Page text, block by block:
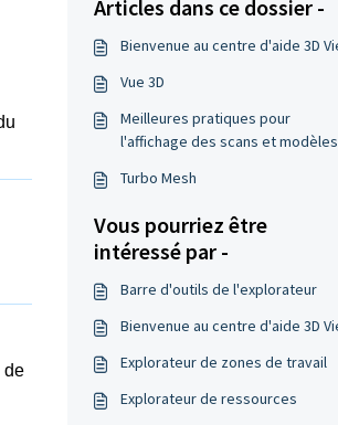
de
Articles dans ce dossier -
Bienvenue au centre d'aide 3D
Vue 3D
Meilleures pratiques pour
l'affichage des scans et modèles
Turbo Mesh
Vous pourriez être
intéressé par -
Barre d'outils de l'explorateur
Bienvenue au centre d'aide 3D
Explorateur de zones de travail
Explorateur de ressources